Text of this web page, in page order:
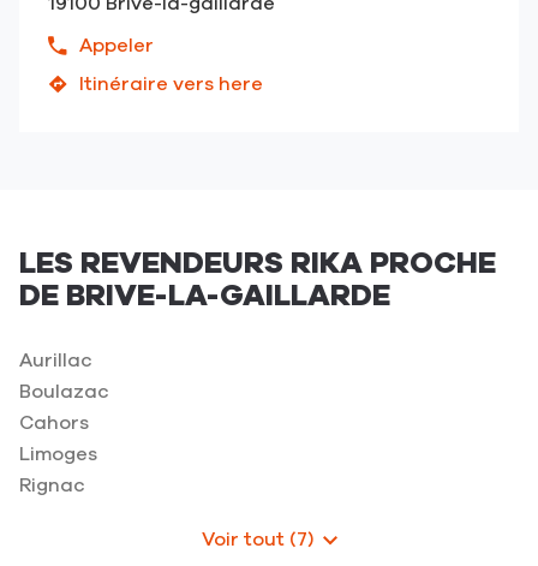
plus
informations
Appeler
Afficher
le
vente
RIKA
Brive
Itinéraire vers here
jusqu'au
Brive
LES REVENDEURS RIKA PROCHE
DE BRIVE-LA-GAILLARDE
Aurillac
Boulazac
Cahors
Limoges
Rignac
Voir tout (7)
de